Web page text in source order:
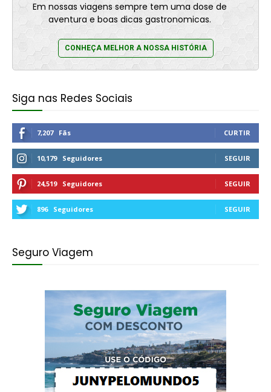
Em nossas viagens sempre tem uma dose de
aventura e boas dicas gastronomicas.
CONHEÇA MELHOR A NOSSA HISTÓRIA
Siga nas Redes Sociais
7,207 Fãs CURTIR
10,179 Seguidores SEGUIR
24,519 Seguidores SEGUIR
896 Seguidores SEGUIR
Seguro Viagem